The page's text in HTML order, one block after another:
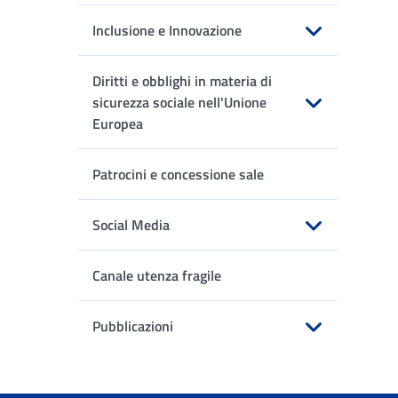
Inclusione e Innovazione
Apri sottomenu
Diritti e obblighi in materia di
sicurezza sociale nell'Unione
Europea
Apri sottomenu
Patrocini e concessione sale
Social Media
Apri sottomenu
Canale utenza fragile
Pubblicazioni